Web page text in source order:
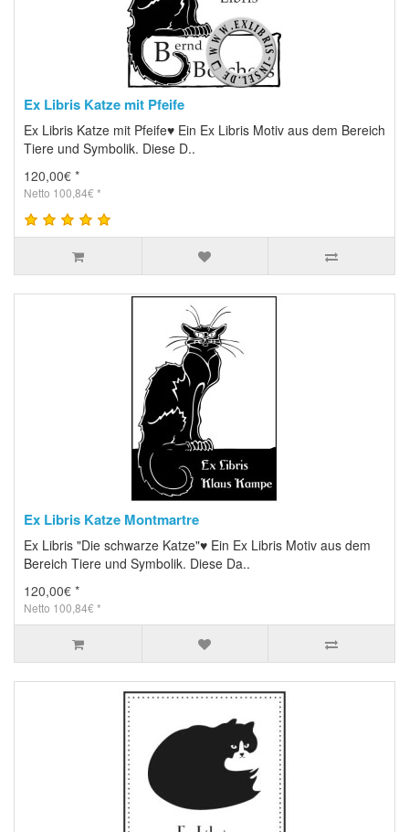
Ex Libris Katze mit Pfeife
Ex Libris Katze mit Pfeife♥ Ein Ex Libris Motiv aus dem Bereich
Tiere und Symbolik. Diese D..
120,00€ *
Netto 100,84€ *
Ex Libris Katze Montmartre
Ex Libris "Die schwarze Katze"♥ Ein Ex Libris Motiv aus dem
Bereich Tiere und Symbolik. Diese Da..
120,00€ *
Netto 100,84€ *